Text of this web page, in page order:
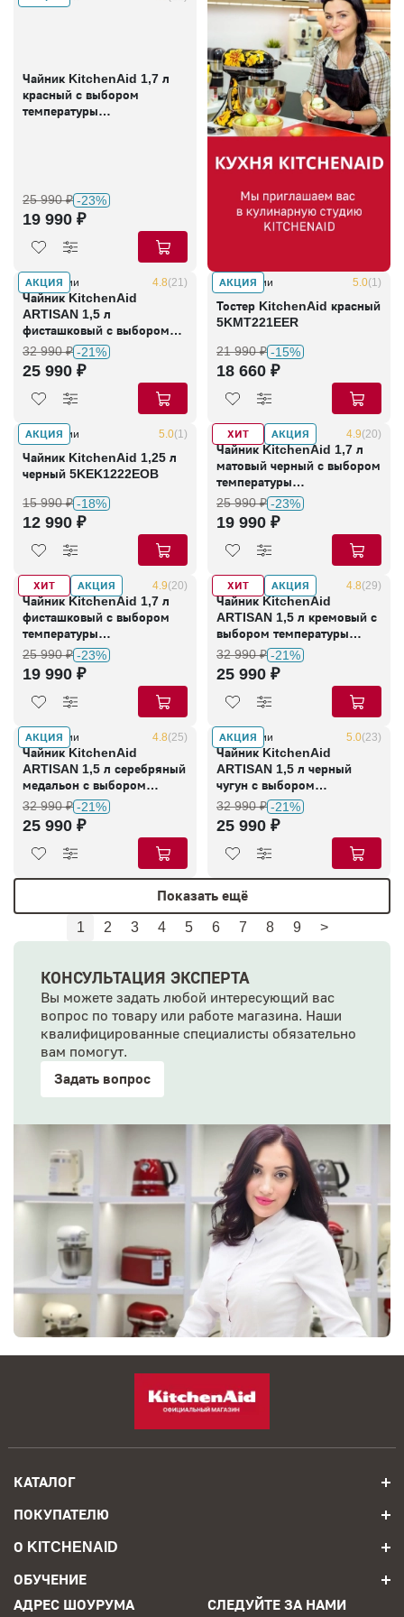
Чайник KitchenAid 1,7 л
красный с выбором
температуры
25 990 ₽ -23%
19 990 ₽
АКЦИЯ
В наличии 4.8(21)
Чайник KitchenAid
ARTISAN 1,5 л
фисташковый с выбором
температуры
5KEK1522EPT
32 990 ₽ -21%
25 990 ₽
АКЦИЯ
В наличии 5.0(1)
Тостер KitchenAid красный
5KMT221EER
21 990 ₽ -15%
18 660 ₽
АКЦИЯ
В наличии 5.0(1)
Чайник KitchenAid 1,25 л
черный 5KEK1222EOB
15 990 ₽ -18%
12 990 ₽
ХИТ АКЦИЯ
В наличии 4.9(20)
Чайник KitchenAid 1,7 л
матовый черный с выбором
температуры
5KEK1701EBM
25 990 ₽ -23%
19 990 ₽
ХИТ АКЦИЯ
В наличии 4.9(20)
Чайник KitchenAid 1,7 л
фисташковый с выбором
температуры
5KEK1701EPT
25 990 ₽ -23%
19 990 ₽
ХИТ АКЦИЯ
В наличии 4.8(29)
Чайник KitchenAid
ARTISAN 1,5 л кремовый с
выбором температуры
5KEK1522EAC
32 990 ₽ -21%
25 990 ₽
АКЦИЯ
В наличии 4.8(25)
Чайник KitchenAid
ARTISAN 1,5 л серебряный
медальон с выбором
температуры
5KEK1522EMS
32 990 ₽ -21%
25 990 ₽
АКЦИЯ
В наличии 5.0(23)
Чайник KitchenAid
ARTISAN 1,5 л черный
чугун с выбором
температуры
5KEK1522EBK
32 990 ₽ -21%
25 990 ₽
Показать ещё
1 2 3 4 5 6 7 8 9 >
КОНСУЛЬТАЦИЯ ЭКСПЕРТА
Вы можете задать любой интересующий вас
вопрос по товару или работе магазина. Наши
квалифицированные специалисты обязательно
вам помогут.
Задать вопрос
КАТАЛОГ
ПОКУПАТЕЛЮ
О KITCHENAID
ОБУЧЕНИЕ
АДРЕС ШОУРУМА
СЛЕДУЙТЕ ЗА НАМИ